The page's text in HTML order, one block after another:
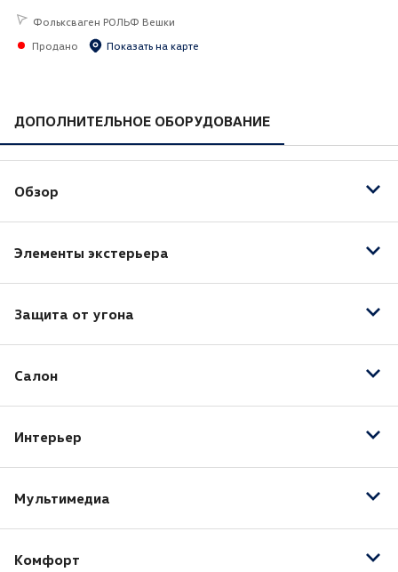
ДОПОЛНИТЕЛЬНОЕ ОБОРУДОВАНИЕ
Обзор
Датчик дождя
Датчик света
Противотуманные фары
Элементы экстерьера
Электропривод зеркал
Электроскладывание зеркал
Защита от угона
Иммобилайзер
Салон
Люк
Отделка кожей рулевого колеса
Подогрев передних сидений
Интерьер
Передний центральный подлокотник
Мультимедиа
Bluetooth
Комфорт
Фольксваген РОЛЬФ Вешки
Продано
Показать на карте